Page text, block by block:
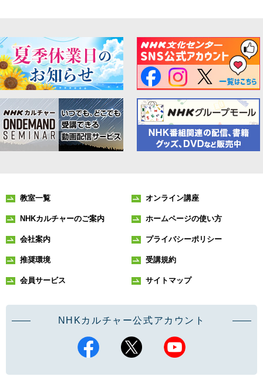
教室一覧 オンライン講座
NHKカルチャーのご案内 ホームページの使い方
会社案内 プライバシーポリシー
推奨環境 受講規約
会員サービス サイトマップ
NHKカルチャー公式アカウント